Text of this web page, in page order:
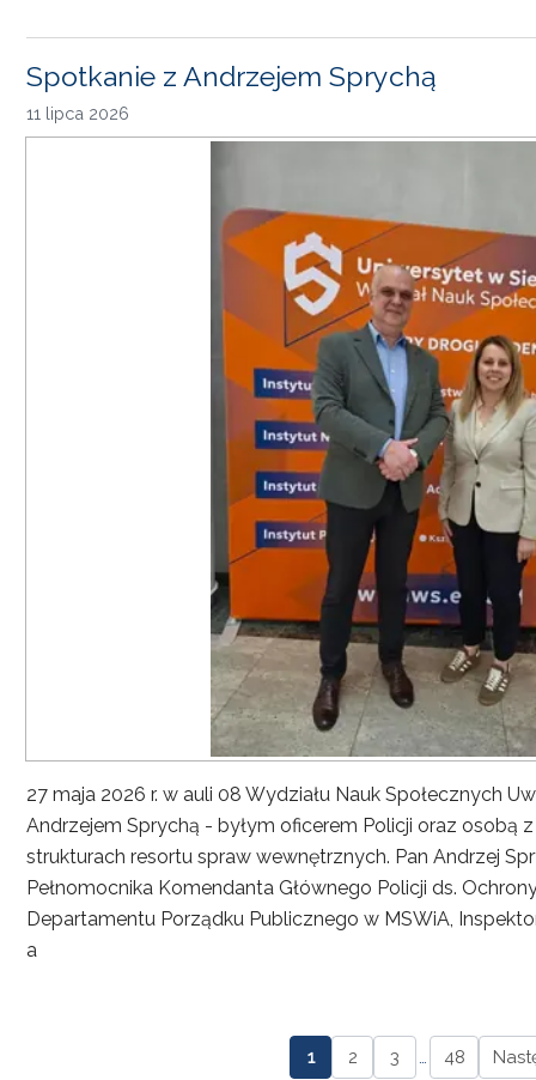
Spotkanie z Andrzejem Sprychą
11 lipca 2026
27 maja 2026 r. w auli 08 Wydziału Nauk Społecznych
Andrzejem Sprychą - byłym oficerem Policji oraz osobą
strukturach resortu spraw wewnętrznych. Pan Andrzej
Pełnomocnika Komendanta Głównego Policji ds.
Departamentu Porządku Publicznego w MSWiA,
a
1 2 3 … 48